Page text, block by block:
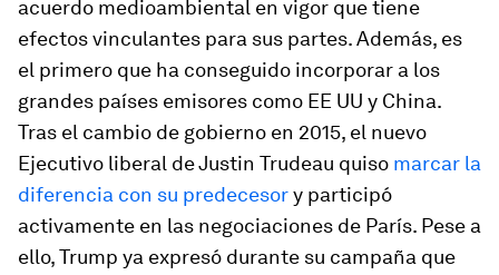
acuerdo medioambiental en vigor que tiene
efectos vinculantes para sus partes. Además, es
el primero que ha conseguido incorporar a los
grandes países emisores como EE UU y China.
Tras el cambio de gobierno en 2015, el nuevo
Ejecutivo liberal de Justin Trudeau quiso marcar la
diferencia con su predecesory participó
activamente en las negociaciones de París. Pese a
ello, Trump ya expresó durante su campaña que